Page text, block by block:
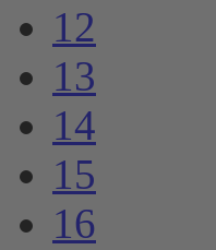
12
13
14
15
16